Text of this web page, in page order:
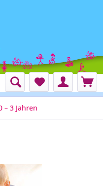
– 3 Jahren